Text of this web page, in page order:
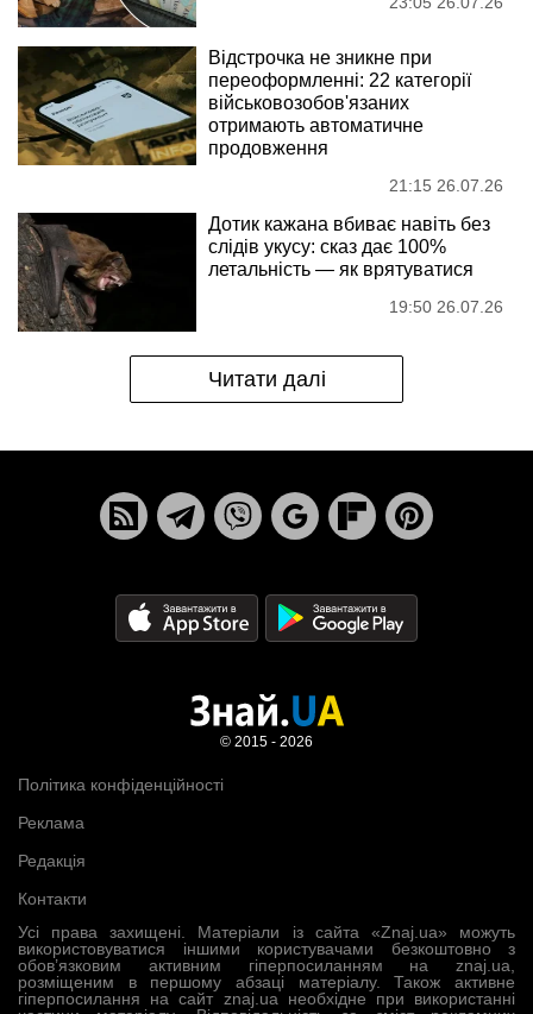
Відстрочка не зникне при
переоформленні: 22 категорії
військовозобов'язаних
отримають автоматичне
продовження
21:15 26.07.26
Дотик кажана вбиває навіть без
слідів укусу: сказ дає 100%
летальність — як врятуватися
19:50 26.07.26
Читати далі
Усі права захищені. Матеріали із сайта «Znaj.ua» можуть
використовуватися іншими користувачами безкоштовно з
обов’язковим активним гіперпосиланням на znaj.ua,
розміщеним в першому абзаці матеріалу. Також активне
гіперпосилання на сайт znaj.ua необхідне при використанні
Політика конфіденційності
Реклама
Редакція
Контакти
© 2015 - 2026